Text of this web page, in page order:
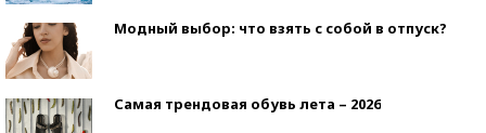
Модный выбор: что взять с собой в отпуск?
Самая трендовая обувь лета – 2026